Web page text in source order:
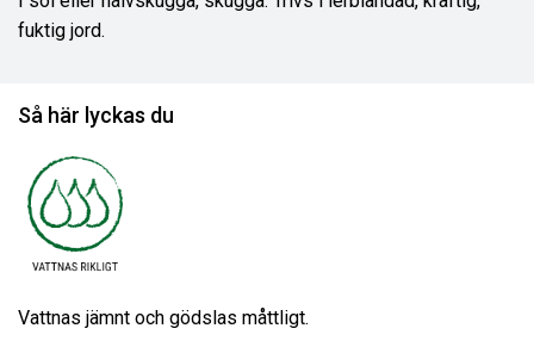
fuktig jord.
Så här lyckas du
Vattnas jämnt och gödslas måttligt.